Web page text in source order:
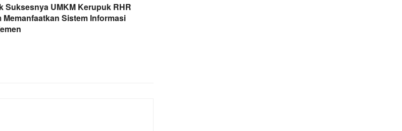
Suksesnya UMKM Kerupuk RHR
Memanfaatkan Sistem Informasi